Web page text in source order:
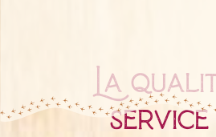
La
service